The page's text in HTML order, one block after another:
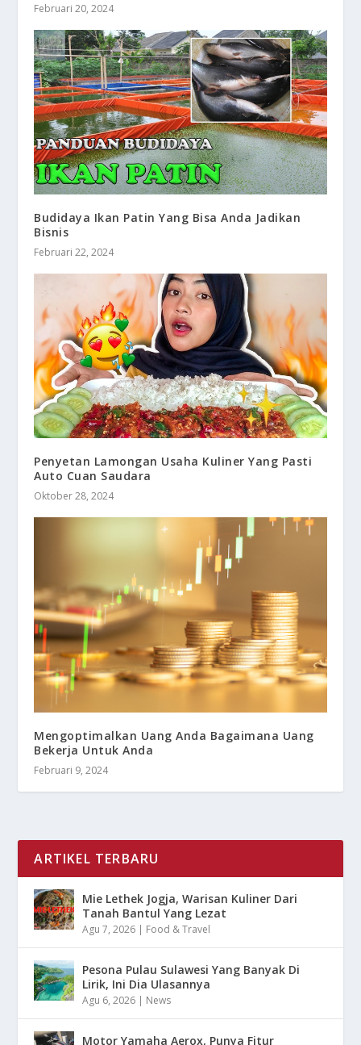
Februari 20, 2024
Budidaya Ikan Patin Yang Bisa Anda Jadikan
Bisnis
Februari 22, 2024
Penyetan Lamongan Usaha Kuliner Yang Pasti
Auto Cuan Saudara
Oktober 28, 2024
Mengoptimalkan Uang Anda Bagaimana Uang
Bekerja Untuk Anda
Februari 9, 2024
ARTIKEL TERBARU
Mie Lethek Jogja, Warisan Kuliner Dari
Tanah Bantul Yang Lezat
Agu 7, 2026 | Food & Travel
Pesona Pulau Sulawesi Yang Banyak Di
Lirik, Ini Dia Ulasannya
Agu 6, 2026 | News
Motor Yamaha Aerox, Punya Fitur